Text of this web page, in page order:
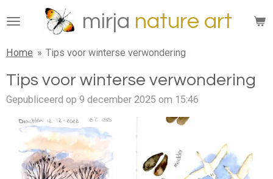
direct
de
hoofdinhoud
mirja nature art
Home » Tips voor winterse verwondering
Tips voor winterse verwondering
Gepubliceerd op 9 december 2025 om 15:46